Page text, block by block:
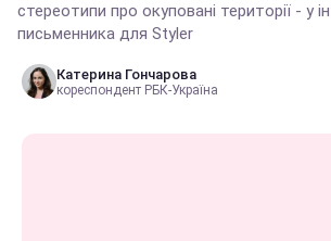
стереотипи про окуповані території - у
письменника для Styler
Катерина Гончарова
кореспондент РБК-Україна